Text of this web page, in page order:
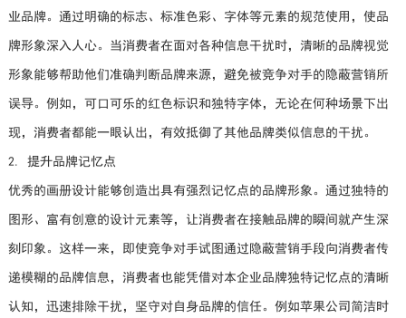
业品牌。通过明确的标志、标准色彩、字体等元素的规范使用，使品
牌形象深入人心。当消费者在面对各种信息干扰时，清晰的品牌视觉
形象能够帮助他们准确判断品牌来源，避免被竞争对手的隐蔽营销所
误导。例如，可口可乐的红色标识和独特字体，无论在何种场景下出
现，消费者都能一眼认出，有效抵御了其他品牌类似信息的干扰。
2. 提升品牌记忆点
优秀的画册设计能够创造出具有强烈记忆点的品牌形象。通过独特的
图形、富有创意的设计元素等，让消费者在接触品牌的瞬间就产生深
刻印象。这样一来，即使竞争对手试图通过隐蔽营销手段向消费者传
递模糊的品牌信息，消费者也能凭借对本企业品牌独特记忆点的清晰
认知，迅速排除干扰，坚守对自身品牌的信任。例如苹果公司简洁时